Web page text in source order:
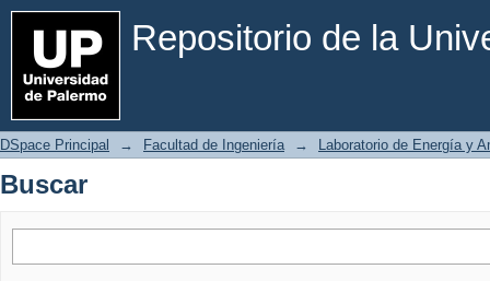
Repositorio de la
Buscar
DSpace Principal → Facultad de Ingeniería → Laboratorio de Energía y
Buscar